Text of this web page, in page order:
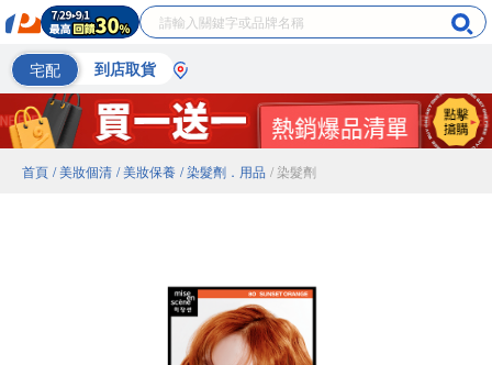
宅配 到店取貨
首頁 / 美妝個清 / 美妝保養 / 染髮劑．用品 / 染髮劑